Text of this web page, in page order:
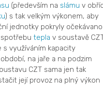
(především na slámu v
) s tak velkým výkonem, aby
jednotky pokryly
spotřebutepla v soustavě
s využíváním kapacity
na jaře a na podzim
CZT sama jen tak
její provoz na plný výkon